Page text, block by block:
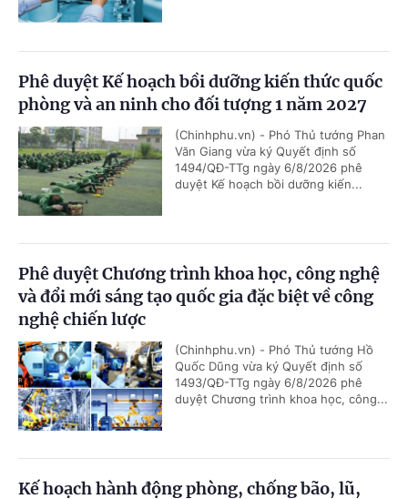
Phê duyệt Kế hoạch bồi dưỡng kiến thức quốc
phòng và an ninh cho đối tượng 1 năm 2027
(Chinhphu.vn) - Phó Thủ tướng Phan
Văn Giang vừa ký Quyết định số
1494/QĐ-TTg ngày 6/8/2026 phê
duyệt Kế hoạch bồi dưỡng kiến...
Phê duyệt Chương trình khoa học, công nghệ
và đổi mới sáng tạo quốc gia đặc biệt về công
nghệ chiến lược
(Chinhphu.vn) - Phó Thủ tướng Hồ
Quốc Dũng vừa ký Quyết định số
1493/QĐ-TTg ngày 6/8/2026 phê
duyệt Chương trình khoa học, công...
Kế hoạch hành động phòng, chống bão, lũ,